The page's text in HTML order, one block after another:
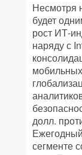
Несмотря
будет
рост ИТ-
наряду с
долл.
сегменте